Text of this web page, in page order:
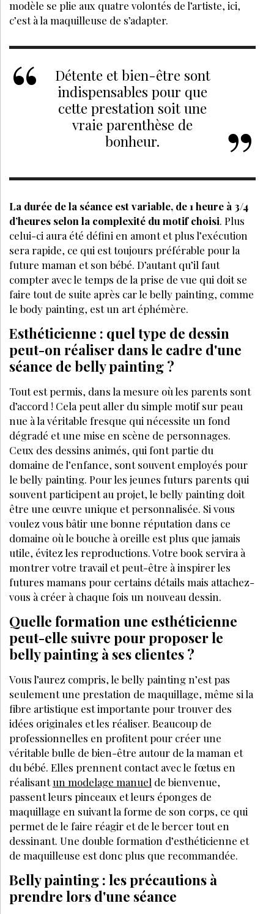
modèle se plie aux quatre volontés de l’artiste, ici,
c’est à la maquilleuse de s’adapter.
Détente et bien-être sont
indispensables pour que
cette prestation soit une
vraie parenthèse de
bonheur.
La durée de la séance est variable, de 1 heure à 3/4
d’heures selon la complexité du motif choisi. Plus
celui-ci aura été défini en amont et plus l’exécution
sera rapide, ce qui est toujours préférable pour la
future maman et son bébé. D’autant qu’il faut
compter avec le temps de la prise de vue qui doit se
faire tout de suite après car le belly painting, comme
le body painting, est un art éphémère.
Esthéticienne : quel type de dessin
peut-on réaliser dans le cadre d'une
séance de belly painting ?
Tout est permis, dans la mesure où les parents sont
d’accord ! Cela peut aller du simple motif sur peau
nue à la véritable fresque qui nécessite un fond
dégradé et une mise en scène de personnages.
Ceux des dessins animés, qui font partie du
domaine de l’enfance, sont souvent employés pour
le belly painting. Pour les jeunes futurs parents qui
souvent participent au projet, le belly painting doit
être une œuvre unique et personnalisée. Si vous
voulez vous bâtir une bonne réputation dans ce
domaine où le bouche à oreille est plus que jamais
utile, évitez les reproductions. Votre book servira à
montrer votre travail et peut-être à inspirer les
futures mamans pour certains détails mais attachez-
vous à créer à chaque fois un nouveau dessin.
Quelle formation une esthéticienne
peut-elle suivre pour proposer le
belly painting à ses clientes ?
Vous l’aurez compris, le belly painting n’est pas
seulement une prestation de maquillage, même si la
fibre artistique est importante pour trouver des
idées originales et les réaliser. Beaucoup de
professionnelles en profitent pour créer une
véritable bulle de bien-être autour de la maman et
du bébé. Elles prennent contact avec le fœtus en
réalisantun modelage manuel de bienvenue,
passent leurs pinceaux et leurs éponges de
maquillage en suivant la forme de son corps, ce qui
permet de le faire réagir et de le bercer tout en
dessinant. Une double formation d’esthéticienne et
de maquilleuse est donc plus que recommandée.
Belly painting : les précautions à
prendre lors d'une séance